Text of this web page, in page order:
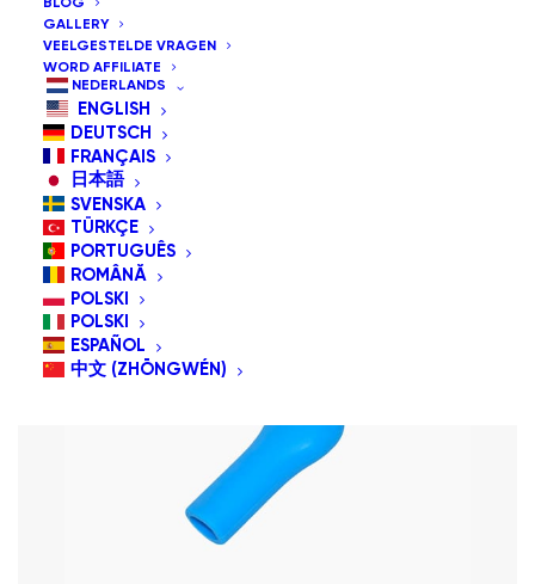
GALLERY
VEELGESTELDE VRAGEN
WORD AFFILIATE
NEDERLANDS
ENGLISH
DEUTSCH
FRANÇAIS
日本語
SVENSKA
TÜRKÇE
PORTUGUÊS
ROMÂNĂ
POLSKI
POLSKI
ESPAÑOL
中文 (ZHŌNGWÉN)
Standaard sortering
Sorteer op prijs: laag naar hoog
Sorteer op prijs: hoog naar laag